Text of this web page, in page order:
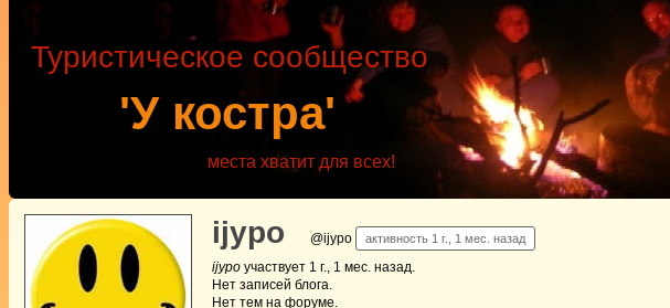
'У костра'
Туристическое сообщество
места хватит для всех!
ijypo @ijypo активность 1 г., 1 мес. назад
ijypo участвует 1 г., 1 мес. назад.
Нет записей блога.
Нет тем на форуме.